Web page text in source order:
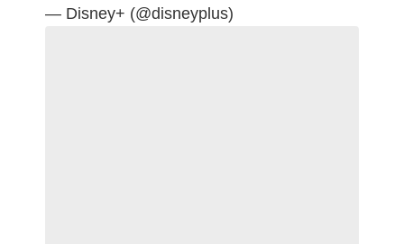
— Disney+ (@disneyplus)